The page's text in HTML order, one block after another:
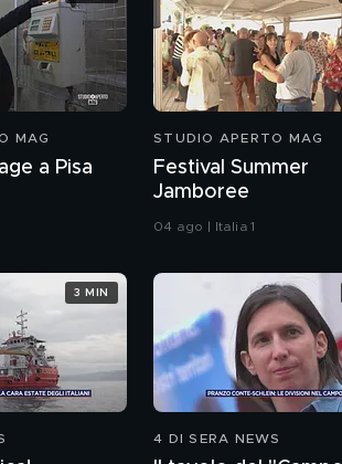
MAG
a Pisa
STUDIO APERTO MAG
Festival Summer
Jamboree
04 ago | Italia 1
3 MIN
4 DI SERA NEWS